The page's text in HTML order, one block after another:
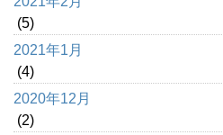
(5)
2021年1月
(4)
2020年12月
(2)